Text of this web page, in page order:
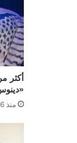
منذ 16 ساعة